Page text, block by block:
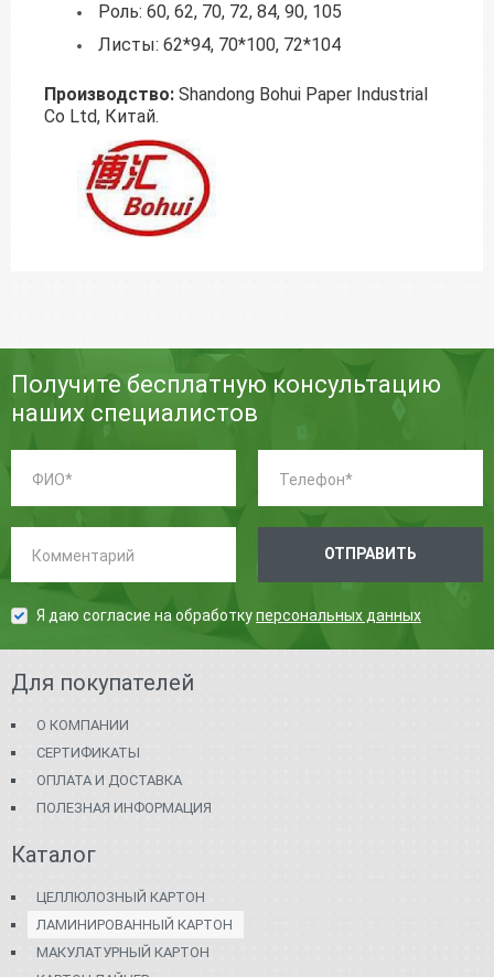
Роль: 60, 62, 70, 72, 84, 90, 105
Листы: 62*94, 70*100, 72*104
Производство: Shandong Bohui Paper Industrial
Co Ltd, Китай.
Получите бесплатную консультацию
наших специалистов
ОТПРАВИТЬ
Я даю согласие на обработкуперсональных данных
Для покупателей
О КОМПАНИИ
СЕРТИФИКАТЫ
ОПЛАТА И ДОСТАВКА
ПОЛЕЗНАЯ ИНФОРМАЦИЯ
Каталог
ЦЕЛЛЮЛОЗНЫЙ КАРТОН
ЛАМИНИРОВАННЫЙ КАРТОН
МАКУЛАТУРНЫЙ КАРТОН